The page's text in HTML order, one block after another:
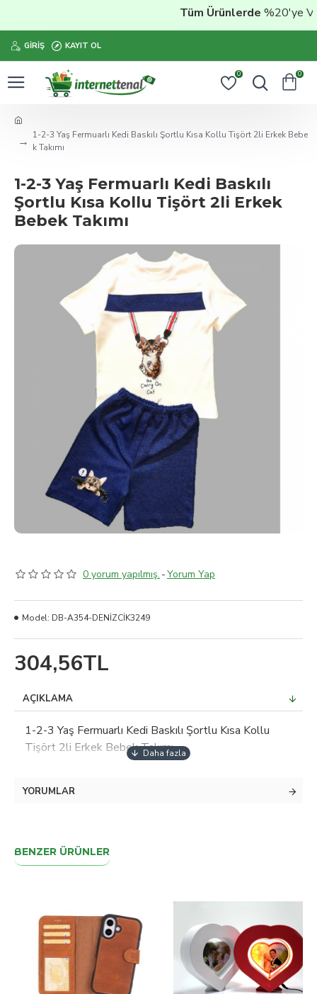
Tüm Ürünlerde%20'ye
GIRIŞ KAYIT OL
0 0
1-2-3 Yaş Fermuarlı Kedi Baskılı Şortlu Kısa Kollu Tişört 2li Erkek Bebe
k Takımı
1-2-3 Yaş Fermuarlı Kedi Baskılı
Şortlu Kısa Kollu Tişört 2li Erkek
Bebek Takımı
0 yorum yapılmış. -Yorum Yap
304,56TL
Model: DB-A354-DENİZCİK3249
AÇIKLAMA
1-2-3 Yaş Fermuarlı Kedi Baskılı Şortlu Kısa Kollu
Tişört 2li Erkek Bebek Takımı
YORUMLAR
BENZER ÜRÜNLER